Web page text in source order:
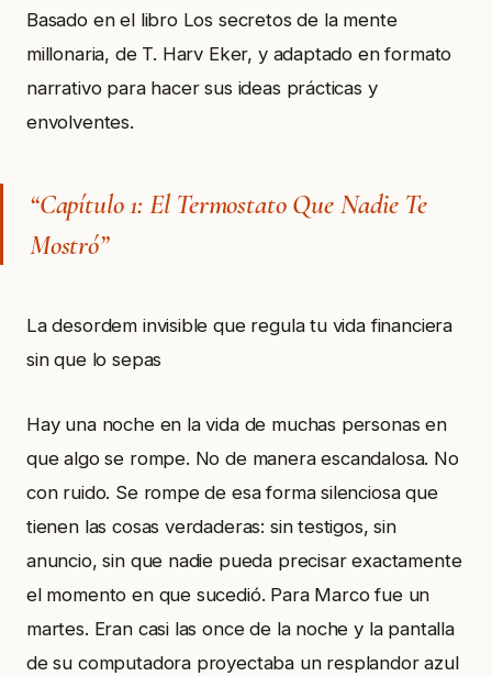
Basado en el libro Los secretos de la mente
millonaria, de T. Harv Eker, y adaptado en formato
narrativo para hacer sus ideas prácticas y
envolventes.
“Capítulo 1: El Termostato Que Nadie Te
Mostró”
La desordem invisible que regula tu vida financiera
sin que lo sepas
Hay una noche en la vida de muchas personas en
que algo se rompe. No de manera escandalosa. No
con ruido. Se rompe de esa forma silenciosa que
tienen las cosas verdaderas: sin testigos, sin
anuncio, sin que nadie pueda precisar exactamente
el momento en que sucedió. Para Marco fue un
martes. Eran casi las once de la noche y la pantalla
de su computadora proyectaba un resplandor azul